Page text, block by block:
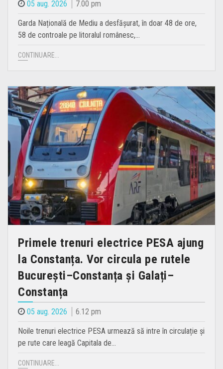
05 aug. 2026 7.00 pm
Garda Națională de Mediu a desfășurat, în doar 48 de ore,
58 de controale pe litoralul românesc,…
CONTINUARE...
Primele trenuri electrice PESA ajung
la Constanța. Vor circula pe rutele
București–Constanța și Galați–
Constanța
05 aug. 2026 6.12 pm
Noile trenuri electrice PESA urmează să intre în circulație și
pe rute care leagă Capitala de…
CONTINUARE...